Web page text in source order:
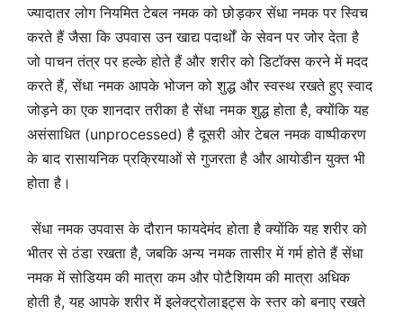
ज्यादातर लोग नियमित टेबल नमक को छोड़कर सेंधा नमक पर स्विच
करते हैं जैसा कि उपवास उन खाद्य पदार्थों के सेवन पर जोर देता है
जो पाचन तंत्र पर हल्के होते हैं और शरीर को डिटॉक्स करने में मदद
करते हैं, सेंधा नमक आपके भोजन को शुद्ध और स्वस्थ रखते हुए स्वाद
जोड़ने का एक शानदार तरीका है सेंधा नमक शुद्ध होता है, क्योंकि यह
असंसाधित (unprocessed) है दूसरी ओर टेबल नमक वाष्पीकरण
के बाद रासायनिक प्रक्रियाओं से गुजरता है और आयोडीन युक्त भी
होता है।
सेंधा नमक उपवास के दौरान फायदेमंद होता है क्योंकि यह शरीर को
भीतर से ठंडा रखता है, जबकि अन्य नमक तासीर में गर्म होते हैं सेंधा
नमक में सोडियम की मात्रा कम और पोटैशियम की मात्रा अधिक
होती है, यह आपके शरीर में इलेक्ट्रोलाइट्स के स्तर को बनाए रखते